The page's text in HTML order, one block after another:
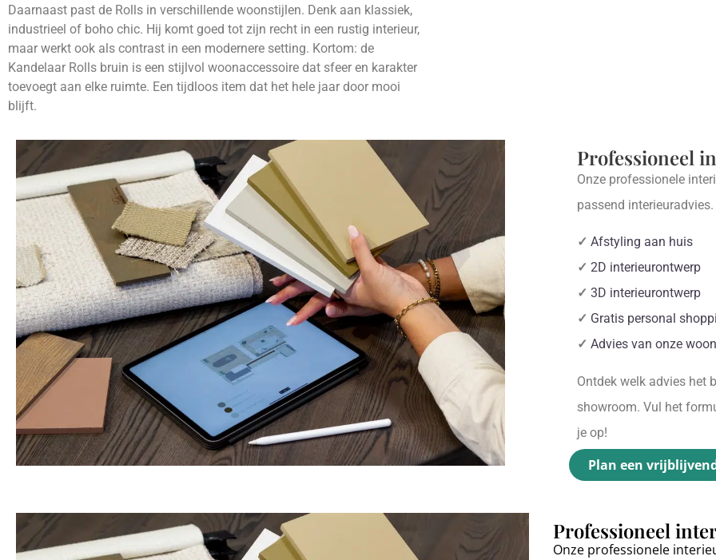
Daarnaast past de Rolls in verschillende woonstijlen. Denk aan klassiek,
industrieel of boho chic. Hij komt goed tot zijn recht in een rustig interieur,
maar werkt ook als contrast in een modernere setting. Kortom: de
Kandelaar Rolls bruin is een stijlvol woonaccessoire dat sfeer en karakter
toevoegt aan elke ruimte. Een tijdloos item dat het hele jaar door mooi
blijft.
Professioneel
Onze professionele
passend interieuradvies.
✓ Afstyling aan huis
✓ 2D interieurontwerp
✓ 3D interieurontwerp
✓ Gratis personal
✓ Advies van onze
Ontdek welk advies het
showroom. Vul het
je op!
Plan een
Professioneel
Onze professionele